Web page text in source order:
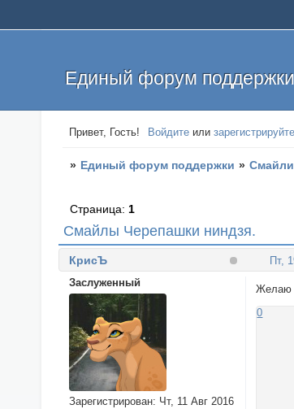
Единый форум поддержки
Привет, Гость! Войдите или
» Единый форум поддержки »
Смайлы Черепашки ниндзя.
Страница: 1
Пт,
КрисЪ
Заслуженный
Зарегистрирован: Чт, 11 Авг 2016
Желаю
0